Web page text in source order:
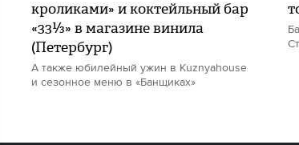
кроликами» и коктейльный бар
«33⅓» в магазине винила
(Петербург)
А также юбилейный ужин в Kuznyahouse
и сезонное меню в «Банщиках»